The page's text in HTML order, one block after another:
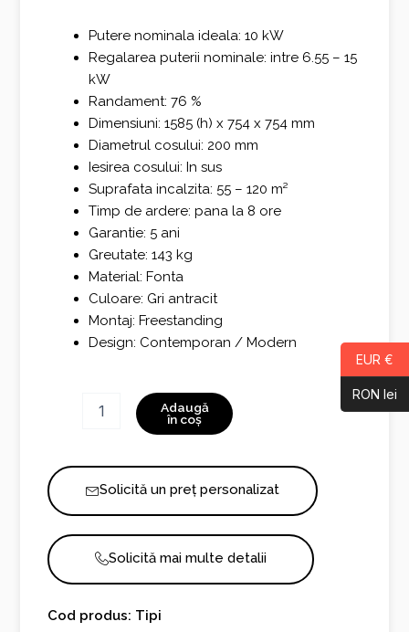
Putere nominala ideala: 10 kW
Regalarea puterii nominale: intre 6.55 – 15
kW
Randament: 76 %
Dimensiuni: 1585 (h) x 754 x 754 mm
Diametrul cosului: 200 mm
Iesirea cosului: In sus
Suprafata incalzita: 55 – 120 m²
Timp de ardere: pana la 8 ore
Garantie: 5 ani
Greutate: 143 kg
Material: Fonta
Culoare: Gri antracit
Montaj: Freestanding
Design: Contemporan / Modern
Adaugă
în coș
Solicită un preț personalizat
Solicită mai multe detalii
Cod produs: Tipi
EUR €
RON lei